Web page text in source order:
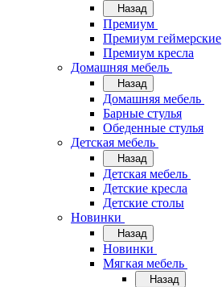
Назад
Премиум
Премиум геймерские
Премиум кресла
Домашняя мебель
Назад
Домашняя мебель
Барные стулья
Обеденные стулья
Детская мебель
Назад
Детская мебель
Детские кресла
Детские столы
Новинки
Назад
Новинки
Мягкая мебель
Назад